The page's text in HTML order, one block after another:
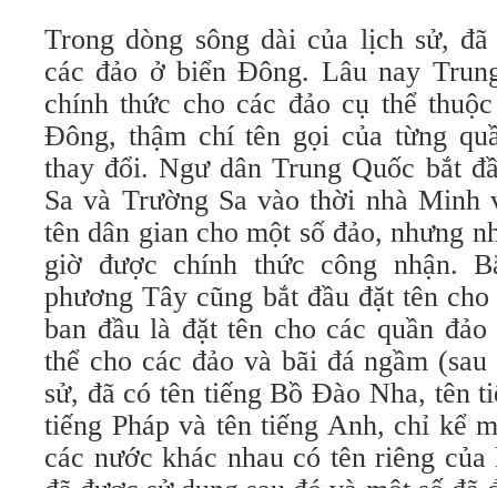
Trong dòng sông dài của lịch sử,
các đảo ở biển Đông. Lâu nay
chính thức cho các đảo cụ thể
Đông, thậm chí tên gọi của từng
thay đổi. Ngư dân Trung Quốc bắt
Sa và Trường Sa vào thời nhà Minh
tên dân gian cho một số đảo, nhưng
giờ được chính thức công nhận.
phương Tây cũng bắt đầu đặt tên
ban đầu là đặt tên cho các quần
thể cho các đảo và bãi đá ngầm
sử, đã có tên tiếng Bồ Đào Nha, tên
tiếng Pháp và tên tiếng Anh, chỉ kể
các nước khác nhau có tên riêng